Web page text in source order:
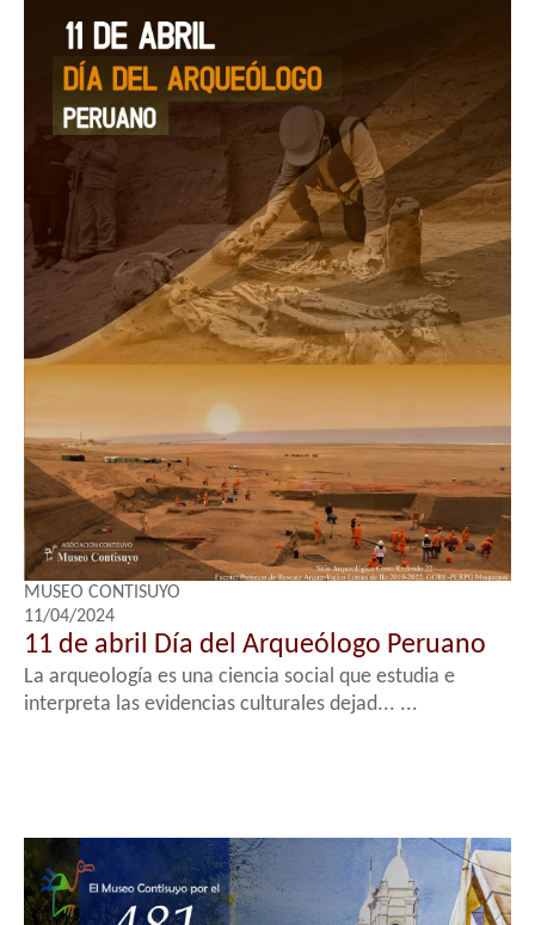
MUSEO CONTISUYO
11/04/2024
11 de abril Día del Arqueólogo Peruano
La arqueología es una ciencia social que estudia e
interpreta las evidencias culturales dejad... ...